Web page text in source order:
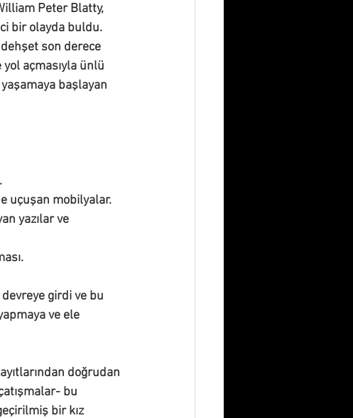
Peter Blatty,
bir olayda buldu.
son derece
açmasıyla ünlü
başlayan
uçuşan mobilyalar.
yazılar ve
girdi ve bu
ve ele
doğrudan
bu
bir kız